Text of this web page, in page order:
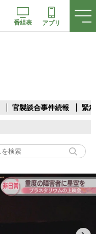
番組表 アプリ
官製談合事件続報 緊